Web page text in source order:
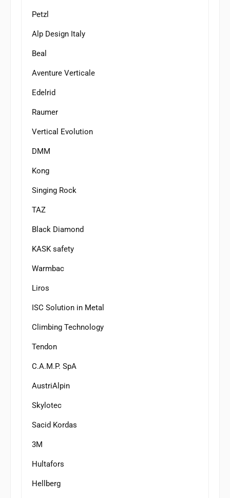
Petzl
Alp Design Italy
Beal
Aventure Verticale
Edelrid
Raumer
Vertical Evolution
DMM
Kong
Singing Rock
TAZ
Black Diamond
KASK safety
Warmbac
Liros
ISC Solution in Metal
Climbing Technology
Tendon
C.A.M.P. SpA
AustriAlpin
Skylotec
Sacid Kordas
3M
Hultafors
Hellberg